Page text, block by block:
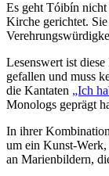
Es geht Tóibín nicht
Kirche gerichtet.
Lesenswert ist
gefallen und muss
die Kantaten „Ich
Monologs geprägt
In ihrer
um ein Kunst-Werk,
an Marienbildern,